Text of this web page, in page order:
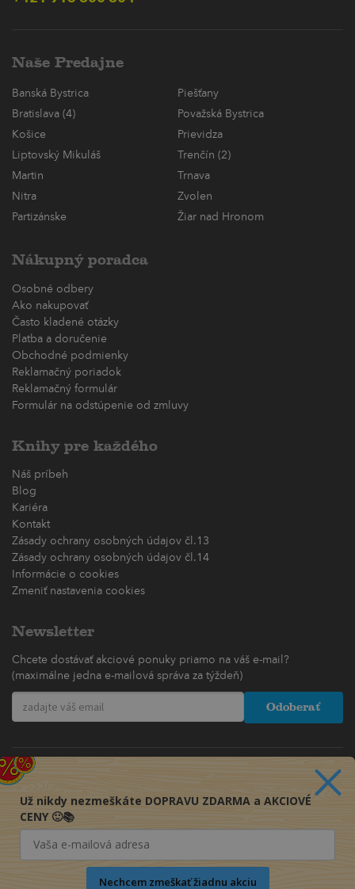
Naše Predajne
Banská Bystrica
Piešťany
Bratislava (4)
Považská Bystrica
Košice
Prievidza
Liptovský Mikuláš
Trenčín (2)
Martin
Trnava
Nitra
Zvolen
Partizánske
Žiar nad Hronom
Nákupný poradca
Osobné odbery
Ako nakupovať
Často kladené otázky
Platba a doručenie
Obchodné podmienky
Reklamačný poriadok
Reklamačný formulár
Formulár na odstúpenie od zmluvy
Knihy pre každého
Náš príbeh
Blog
Kariéra
Kontakt
Zásady ochrany osobných údajov čl.13
Zásady ochrany osobných údajov čl.14
Informácie o cookies
Zmeniť nastavenia cookies
Newsletter
Chcete dostávať akciové ponuky priamo na váš e-mail?
(maximálne jedna e-mailová správa za týždeň)
Odoberať
Už nikdy nezmeškáte DOPRAVU ZDARMA a AKCIOVÉ
CENY 🙂📚
Nechcem zmeškať žiadnu akciu